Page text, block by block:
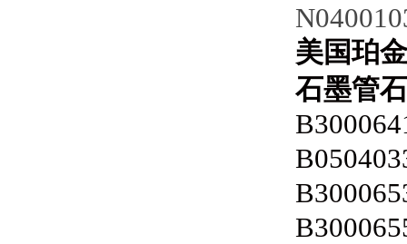
美国珀
石墨管